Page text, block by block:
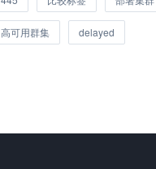
高可用群集 delayed